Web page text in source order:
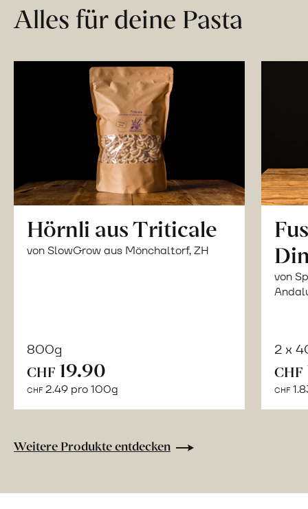
Alles für deine Pasta
Hörnli aus Triticale
von SlowGrow aus Mönchaltorf, ZH
800g
CHF 19.90
CHF 2.49 pro 100g
von
2 x
CHF
CHF
Weitere Produkte entdecken